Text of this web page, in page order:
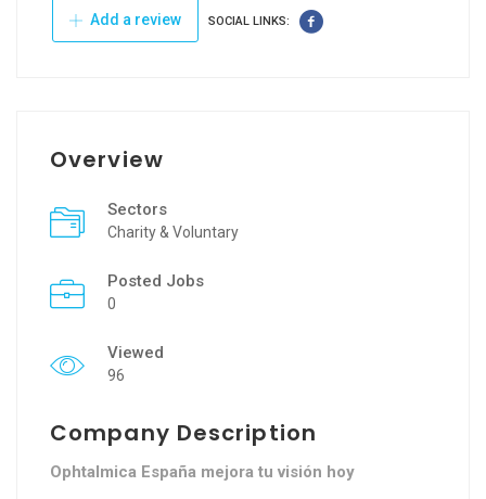
Add a review SOCIAL LINKS:
Overview
Sectors
Charity & Voluntary
Posted Jobs
0
Viewed
96
Company Description
Ophtalmica España mejora tu visión hoy